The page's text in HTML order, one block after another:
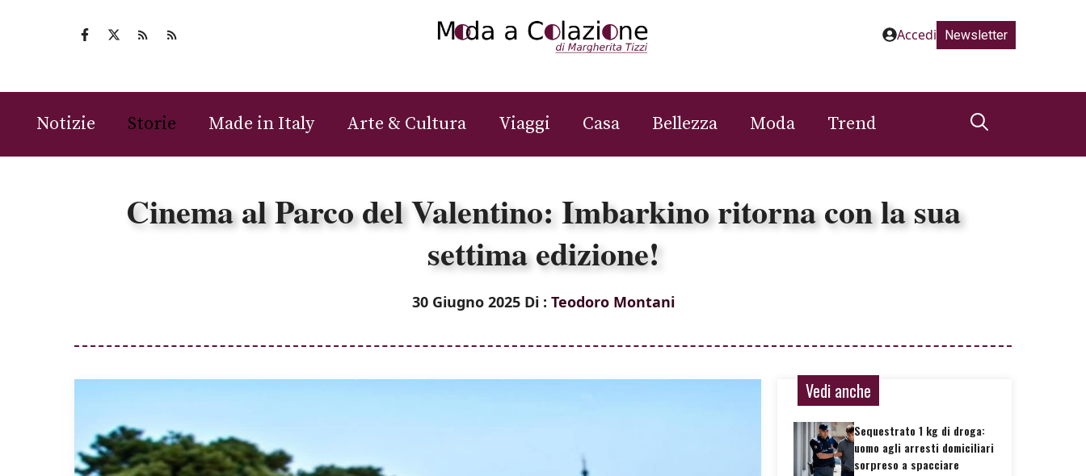
Accedi Newsletter
Notizie Storie Made in Italy Arte & Cultura Viaggi Casa Bellezza Moda Trend
Cinema al Parco del Valentino: Imbarkino ritorna con la sua
settima edizione!
30 Giugno 2025 Di : Teodoro Montani
Vedi anche
Sequestrato 1 kg di droga:
uomo agli arresti domiciliari
sorpreso a spacciare